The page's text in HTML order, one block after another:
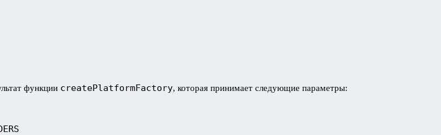
функции createPlatformFactory, которая принимает следующие параметры: